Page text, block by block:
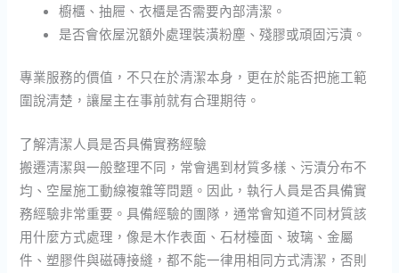
櫥櫃、抽屜、衣櫃是否需要內部清潔。
是否會依屋況額外處理裝潢粉塵、殘膠或頑固污漬。
專業服務的價值，不只在於清潔本身，更在於能否把施工範
圍說清楚，讓屋主在事前就有合理期待。
了解清潔人員是否具備實務經驗
搬遷清潔與一般整理不同，常會遇到材質多樣、污漬分布不
均、空屋施工動線複雜等問題。因此，執行人員是否具備實
務經驗非常重要。具備經驗的團隊，通常會知道不同材質該
用什麼方式處理，像是木作表面、石材檯面、玻璃、金屬
件、塑膠件與磁磚接縫，都不能一律用相同方式清潔，否則